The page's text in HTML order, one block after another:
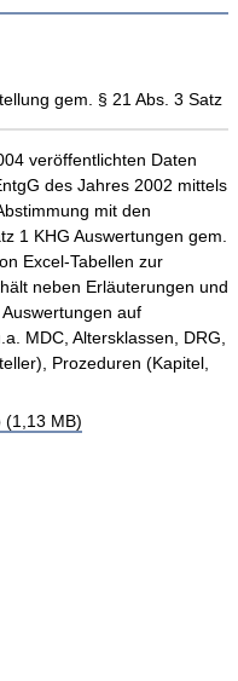
gem. § 21 Abs. 3 Satz
veröffentlichten Daten
des Jahres 2002 mittels
mit den
1 KHG Auswertungen gem.
Excel-Tabellen zur
neben Erläuterungen und
auf
MDC, Altersklassen, DRG,
Prozeduren (Kapitel,
(1,13 MB)